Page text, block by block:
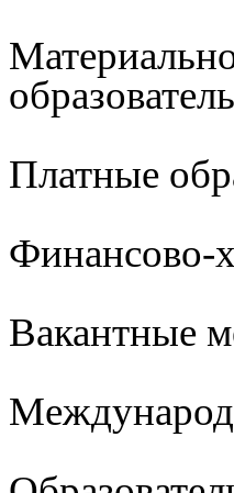
Платные
Финансово-
Вакантные